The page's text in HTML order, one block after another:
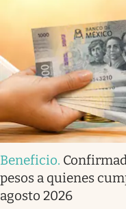
Beneficio.
pesos a quienes
agosto 2026